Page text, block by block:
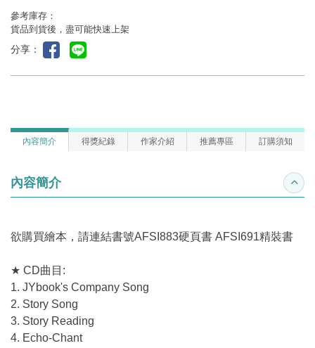
參考庫存：
貨品到貨後，盡可能快速上架
分享：
內容簡介 得獎紀錄 作家介紹 推薦專區 訂購須知
內容簡介 收合
欲購買繪本，請連結書號AFSI883硬頁書 AFSI691精裝書
★ CD曲目:
1. JYbook's Company Song
2. Story Song
3. Story Reading
4. Echo-Chant